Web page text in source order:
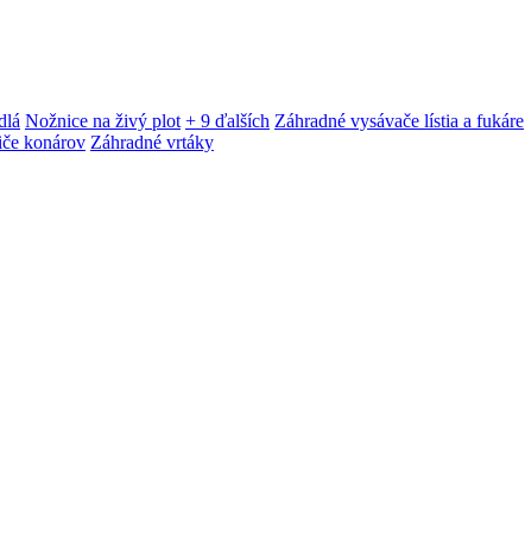
Nožnice na živý plot + 9 ďalších Záhradné vysávače lístia a fukáre
konárov Záhradné vrtáky